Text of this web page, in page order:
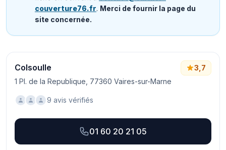
couverture76.fr. Merci de fournir la page du
site concernée.
Colsoulle
1 Pl. de la Republique, 77360 Vaires-sur-Marne
3,7
9 avis vérifiés
01 60 20 21 05